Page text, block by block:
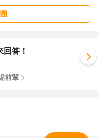
答！
前輩